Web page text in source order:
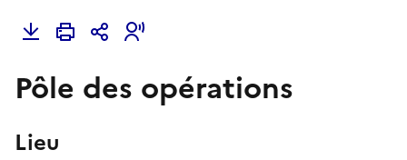
Pôle des opérations
Lieu